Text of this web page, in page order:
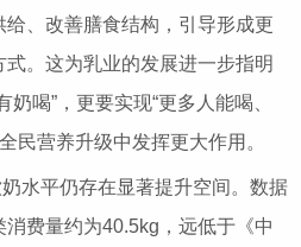
、改善膳食结构，引导形成更
。这为乳业的发展进一步指明
喝”，更要实现“更多人能喝、
民营养升级中发挥更大作用。
水平仍存在显著提升空间。数据
费量约为40.5kg，远低于《中